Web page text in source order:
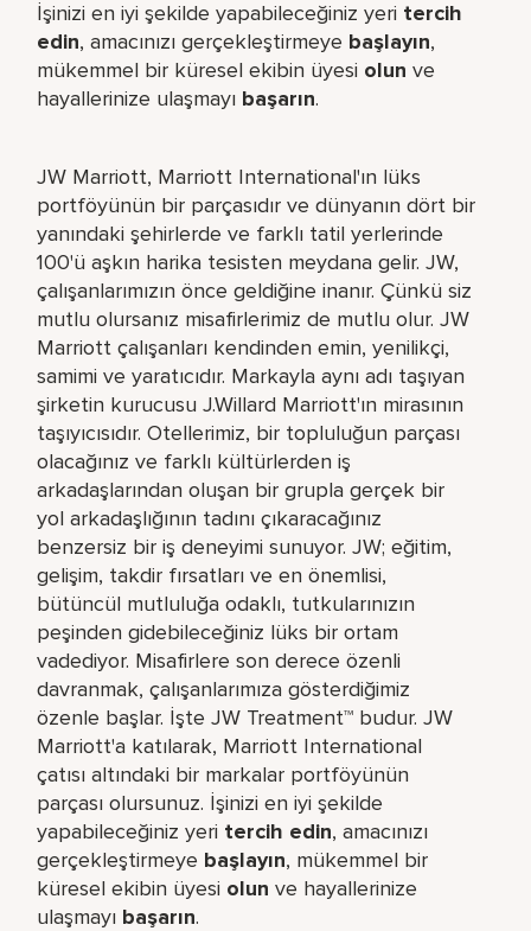
İşinizi en iyi şekilde yapabileceğiniz yeri​ tercih
edin, amacınızı gerçekleştirmeye başlayın,
mükemmel bir küresel​ ekibin üyesi olun ve
hayallerinize ulaşmayı başarın.
JW Marriott, Marriott International'ın lüks
portföyünün bir parçasıdır ve dünyanın dört bir
yanındaki şehirlerde ve farklı tatil yerlerinde
100'ü aşkın harika tesisten meydana gelir. JW,
çalışanlarımızın önce geldiğine inanır. Çünkü siz
mutlu olursanız misafirlerimiz de mutlu olur. JW
Marriott çalışanları kendinden emin, yenilikçi,
samimi ve yaratıcıdır. Markayla aynı adı taşıyan
şirketin kurucusu J.Willard Marriott'ın mirasının
taşıyıcısıdır. Otellerimiz, bir topluluğun parçası
olacağınız ve farklı kültürlerden iş
arkadaşlarından oluşan bir grupla gerçek bir
yol arkadaşlığının tadını çıkaracağınız
benzersiz bir iş deneyimi sunuyor. JW; eğitim,
gelişim, takdir fırsatları ve en önemlisi,
bütüncül mutluluğa odaklı, tutkularınızın
peşinden gidebileceğiniz lüks bir ortam
vadediyor. Misafirlere son derece özenli
davranmak, çalışanlarımıza gösterdiğimiz
özenle başlar. İşte JW Treatment™ budur. JW
Marriott'a katılarak, Marriott International
çatısı altındaki bir markalar portföyünün
parçası olursunuz. İşinizi en iyi şekilde
yapabileceğiniz yeri​ tercih edin, amacınızı
gerçekleştirmeye başlayın, mükemmel bir
küresel​ ekibin üyesi olun ve hayallerinize
ulaşmayı başarın.